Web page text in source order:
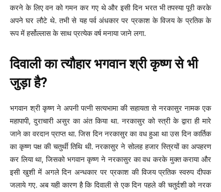
करने के लिए वन को गमन कर गए थे और इसी दिन भरत भी तपस्या पूरी करके
अपने घर लौटे थे. तभी से यह पर्व अंधकार पर प्रकाश के विजय के प्रतिक के
रूप में हर्सोल्लास के साथ प्रत्येक वर्ष मनाया जाने लगा.
दिवाली का त्यौहार भगवान श्री कृष्ण से भी
जुड़ा है?
भगवान श्री कृष्ण ने अपनी पत्नी सत्यभामा की सहायता से नरकासुर नामक एक
महापापी, दुराचारी असुर का अंत किया था. नरकासुर को स्त्री के द्वारा ही मारे
जाने का वरदान प्राप्त था. जिस दिन नरकासुर का वध हुआ था उस दिन कार्तिक
का कृष्ण पक्ष की चतुर्थी तिथि थी. नरकासुर ने सोलह हजार स्त्रियों का अपहरण
कर लिया था, जिसको भगवान कृष्ण ने नरकासुर का वध करके मुक्त कराया और
इसी खुशी में अगले दिन अन्धकार पर प्रकाश की विजय प्रतिक स्वरुप दीपक
जलाये गए. अब यही कारण है कि दिवाली से एक दिन पहले की चतुर्दशी को नरक